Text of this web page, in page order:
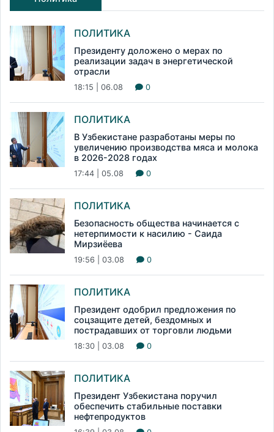
ПОЛИТИКА
Президенту доложено о мерах по
реализации задач в энергетической
отрасли
18:15 | 06.08 0
ПОЛИТИКА
В Узбекистане разработаны меры по
увеличению производства мяса и молока
в 2026-2028 годах
17:44 | 05.08 0
ПОЛИТИКА
Безопасность общества начинается с
нетерпимости к насилию - Саида
Мирзиёева
19:56 | 03.08 0
ПОЛИТИКА
Президент одобрил предложения по
соцзащите детей, бездомных и
пострадавших от торговли людьми
18:30 | 03.08 0
ПОЛИТИКА
Президент Узбекистана поручил
обеспечить стабильные поставки
нефтепродуктов